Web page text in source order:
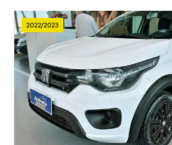
2022/2023